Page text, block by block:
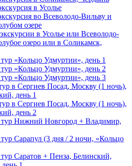
в Усолье
во Всеволодо-Вильву и
озере
в Усолье или Всеволодо-
озеро или в Соликамск,
«Кольцо Удмуртии», день 1
«Кольцо Удмуртии», день 2
«Кольцо Удмуртии», день 3
в Сергиев Посад, Москву (1 ночь),
день 1
в Сергиев Посад, Москву (1 ночь),
день 2
Нижний Новгород + Владимир,
Сарапул (3 дня / 2 ночи, «Кольцо
Саратов + Пенза, Белинский,